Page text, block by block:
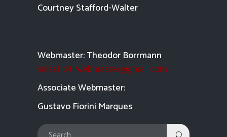
Courtney Stafford-Walter
Webmaster: Theodor Borrmann
salsatipiti.webmaster@gmail.com
Associate Webmaster:
Gustavo Fiorini Marques